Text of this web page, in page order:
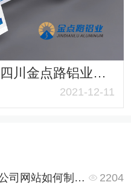
建筑艺术铝单板网站 四川金点路铝业有限公司响应式官网 质感满满
2021-12-11
【网站制作技巧】环保工程公司网站如何制作？网站栏目都有些什么内容？
2204